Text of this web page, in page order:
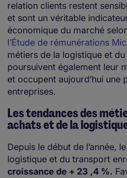
relation clients restent
et sont un véritable
économique du marché
l’Étude de rémunérations
métiers de la logistique et
poursuivent également leur
et occupent aujourd’hui une
entreprises.
Les tendances des
achats et de la
Depuis le début de l’année,
logistique et du transport
croissance de + 23 ,4 %.